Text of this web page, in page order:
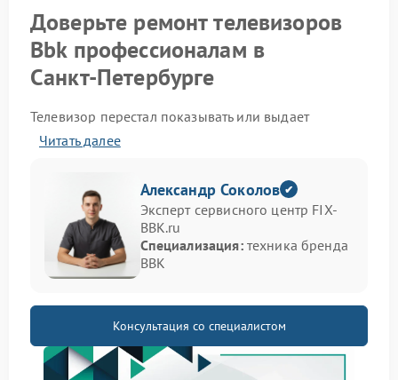
Сетевая
Доверьте ремонт телевизоров
Bbk профессионалам в
Санкт‑Петербурге
Телевизор перестал показывать или выдает
искаженную картинку? Не спешите покупать новый
— сервисный центр Bbk поможет вернуть устройство
модели разных лет выпуска и решаем задачи
любой сложности.
Почему выбирают наш сервис
Bbk
Преимущества ремонта у нас
Обращаясь в наш сервисный центр Bbk, вы
получаете комплекс преимуществ, которые делают
сотрудничество комфортным и выгодным:
Читать далее
Александр Соколов
Эксперт сервисного центр FIX-
BBK.ru
Специализация:техника бренда
BBK
Консультация со специалистом